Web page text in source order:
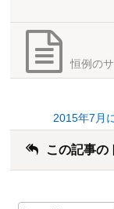
恒例の
2015年7月
この記事の